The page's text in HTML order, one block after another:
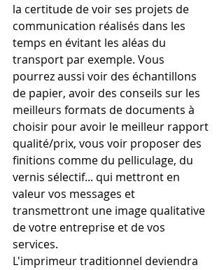
la certitude de voir ses projets de
communication réalisés dans les
temps en évitant les aléas du
transport par exemple. Vous
pourrez aussi voir des échantillons
de papier, avoir des conseils sur les
meilleurs formats de documents à
choisir pour avoir le meilleur rapport
qualité/prix, vous voir proposer des
finitions comme du pelliculage, du
vernis sélectif... qui mettront en
valeur vos messages et
transmettront une image qualitative
de votre entreprise et de vos
services.
L'imprimeur traditionnel deviendra